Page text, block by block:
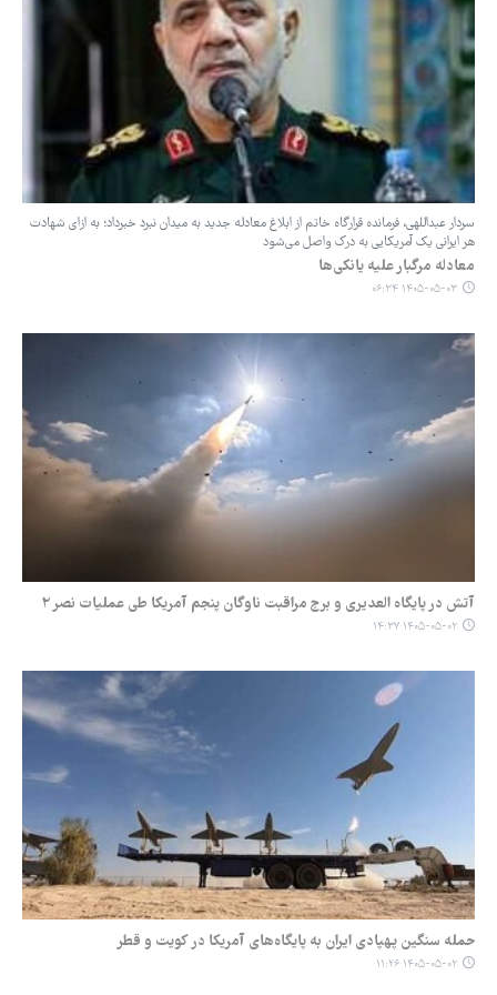
سردار عبداللهی، فرمانده قرارگاه خاتم از ابلاغ معادله جدید به میدان نبرد خبرداد؛ به ازای شهادت
هر ایرانی یک آمریکایی به درک واصل می‌شود
معادله مرگبار علیه یانکی‌ها
۱۴۰۵-۰۵-۰۳ ۰۶:۳۴
آتش در پایگاه العدیری و برج مراقبت ناوگان پنجم آمریکا طی عملیات نصر ۲
۱۴۰۵-۰۵-۰۲ ۱۴:۳۷
حمله سنگین پهپادی ایران به پایگاه‌های آمریکا در کویت و قطر
۱۴۰۵-۰۵-۰۲ ۱۱:۲۶